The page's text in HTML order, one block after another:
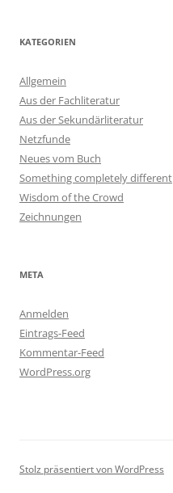
KATEGORIEN
Allgemein
Aus der Fachliteratur
Aus der Sekundärliteratur
Netzfunde
Neues vom Buch
Something completely different
Wisdom of the Crowd
Zeichnungen
META
Anmelden
Eintrags-Feed
Kommentar-Feed
WordPress.org
Stolz präsentiert von WordPress